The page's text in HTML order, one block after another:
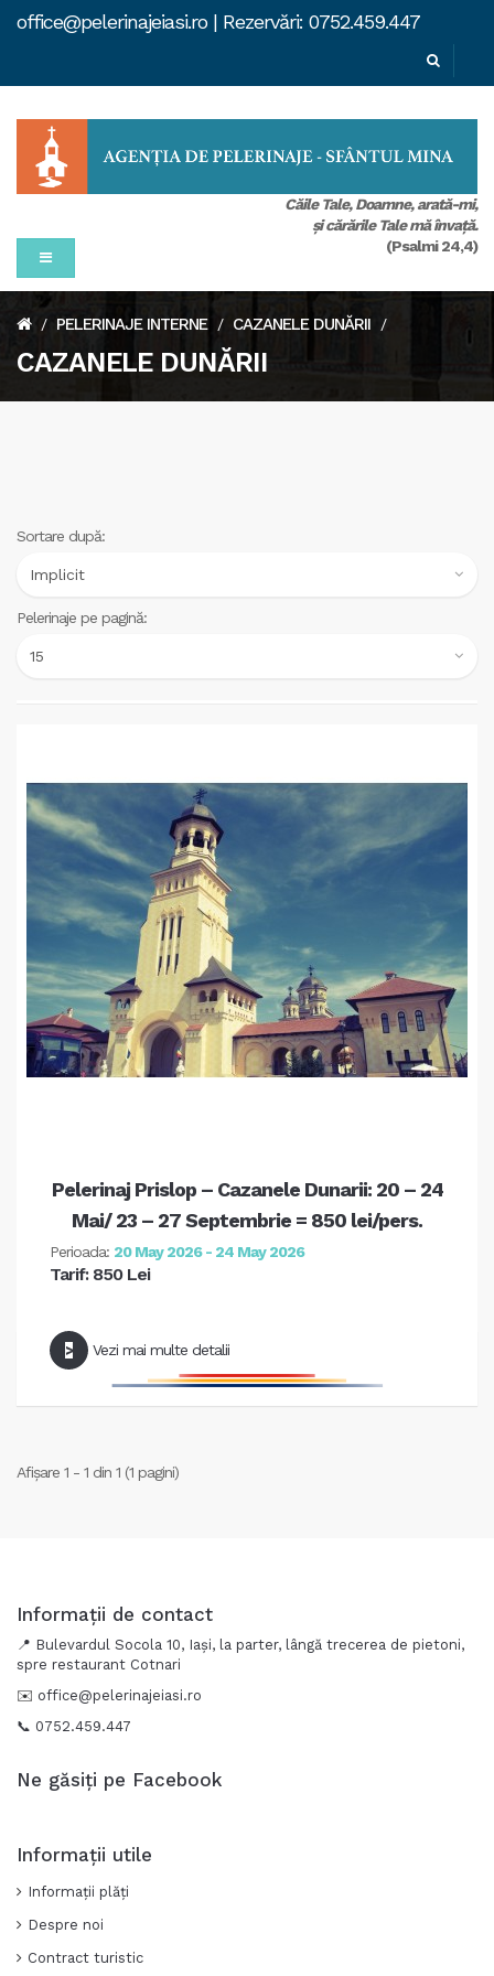
office@pelerinajeiasi.ro | Rezervări: 0752.459.447
Căile Tale, Doamne, arată-mi,
şi cărările Tale mă învaţă.
(Psalmi 24,4)
/ PELERINAJE INTERNE / CAZANELE DUNĂRII /
CAZANELE DUNĂRII
Sortare după:
Pelerinaje pe pagină:
Pelerinaj Prislop – Cazanele Dunarii: 20 – 24
Mai/ 23 – 27 Septembrie = 850 lei/pers.
Perioada: 20 May 2026 - 24 May 2026
Tarif: 850 Lei
> Vezi mai multe detalii
Afişare 1 - 1 din 1 (1 pagini)
Informații de contact
📍 Bulevardul Socola 10, Iași, la parter, lângă trecerea de pietoni,
spre restaurant Cotnari
✉️ office@pelerinajeiasi.ro
📞 0752.459.447
Ne găsiți pe Facebook
Informații utile
Informații plăți
Despre noi
Contract turistic